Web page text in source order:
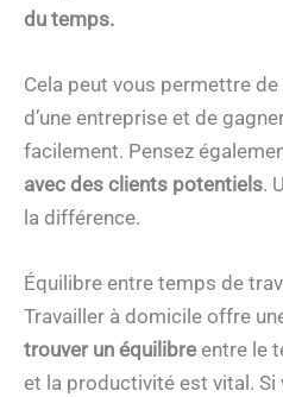
du temps.
Cela peut vous permettre
d’une entreprise et de
facilement. Pensez
avec des clients potentiels.
la différence.
Équilibre entre temps de
Travailler à domicile offre
trouver un équilibre entre le
et la productivité est vital. Si